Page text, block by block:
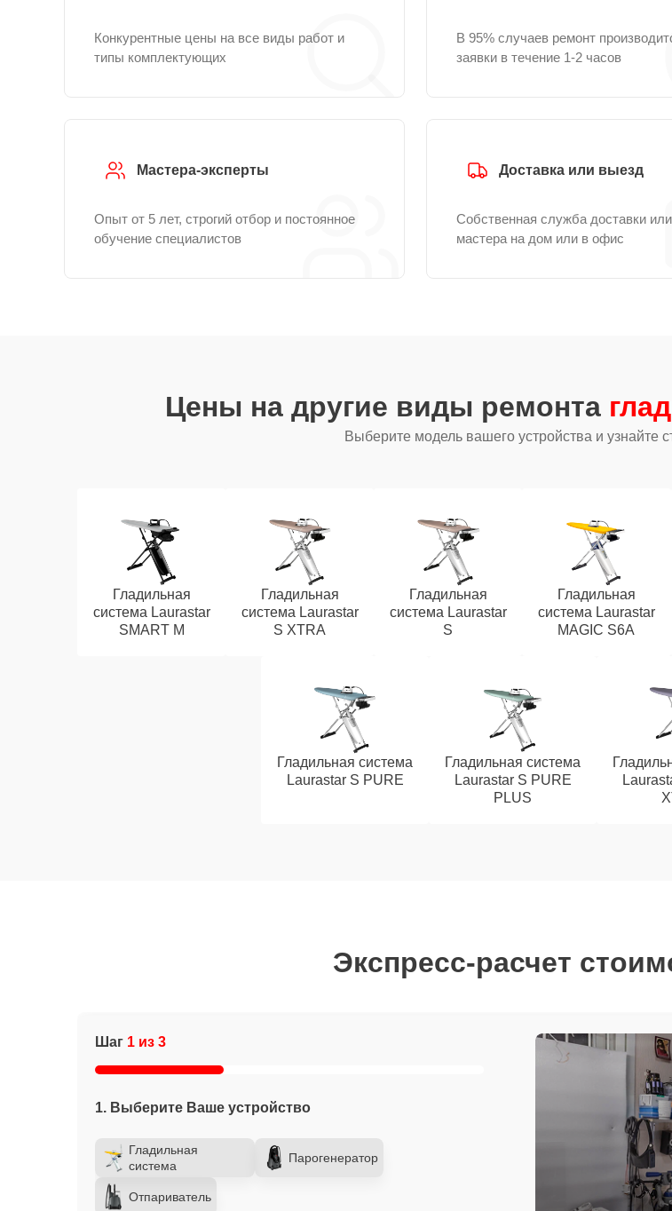
Конкурентные цены на все виды работ и
типы комплектующих
В 95% случаев ремонт
заявки в течение 1-2 часов
Мастера-эксперты
Опыт от 5 лет, строгий отбор и постоянное
обучение специалистов
Доставка или выезд
Собственная служба доставки
мастера на дом или в офис
Цены на другие виды ремонта
Выберите модель вашего устройства и узнайте
Гладильная
система Laurastar
SMART M
Гладильная
система Laurastar
S XTRA
Гладильная
система Laurastar
S
Гладильная
система Laurastar
MAGIC S6A
Гладильная система
Laurastar S PURE
Гладильная система
Laurastar S PURE
PLUS
Экспресс-расчет
Шаг 1 из 3
1. Выберите Ваше устройство
Гладильная
система
Парогенератор
Отпариватель